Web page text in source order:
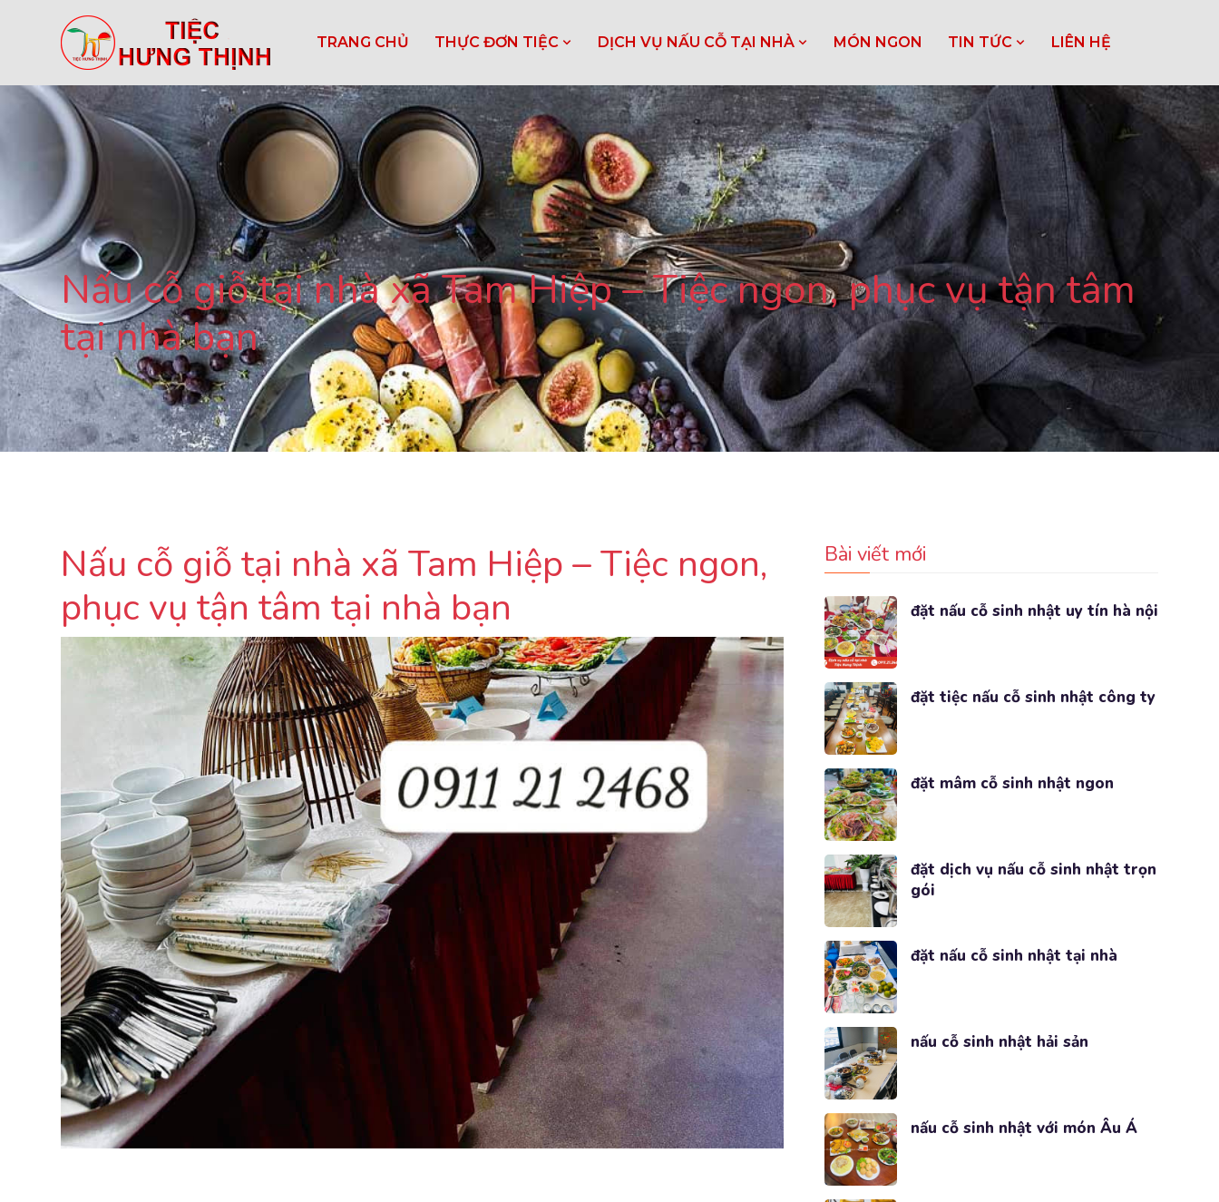
TRANG CHỦ THỰC ĐƠN TIỆC DỊCH VỤ NẤU CỖ TẠI NHÀ MÓN NGON TIN TỨC LIÊN HỆ
Nấu cỗ giỗ tại nhà xã Tam Hiệp – Tiệc ngon, phục vụ tận tâm
tại nhà bạn
Nấu cỗ giỗ tại nhà xã Tam Hiệp – Tiệc ngon,
phục vụ tận tâm tại nhà bạn
Bài viết mới
đặt nấu cỗ sinh nhật uy tín hà nội
đặt tiệc nấu cỗ sinh nhật công ty
đặt mâm cỗ sinh nhật ngon
đặt dịch vụ nấu cỗ sinh nhật trọn
gói
đặt nấu cỗ sinh nhật tại nhà
nấu cỗ sinh nhật hải sản
nấu cỗ sinh nhật với món Âu Á